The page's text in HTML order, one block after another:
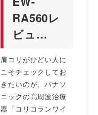
RA560レ
ビュ…
肩コリがひどい人に
こそチェックしてお
きたいのが、パナソ
ニックの高周波治療
器「コリコランワイ